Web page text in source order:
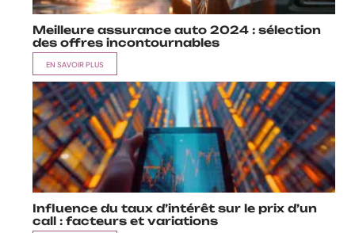
Meilleure assurance auto 2024 : sélection
des offres incontournables
EN SAVOIR PLUS
Influence du taux d’intérêt sur le prix d’un
call : facteurs et variations